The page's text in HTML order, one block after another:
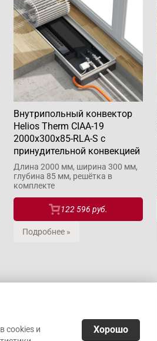
Внутрипольный конвектор
Helios Therm CIAA-19
2000x300x85-RLA-S с
принудительной конвекцией
Длина 2000 мм, ширина 300 мм,
глубина 85 мм, решётка в
комплекте
122 596 руб.
Подробнее »
cookies и
Хорошо